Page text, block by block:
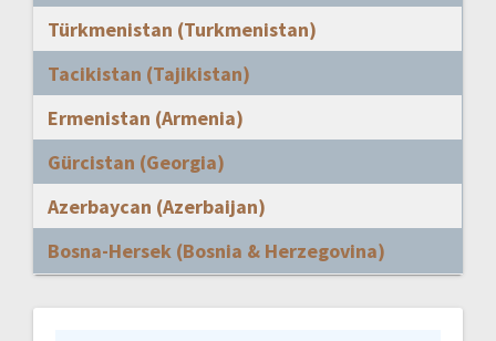
Türkmenistan (Turkmenistan)
Tacikistan (Tajikistan)
Ermenistan (Armenia)
Gürcistan (Georgia)
Azerbaycan (Azerbaijan)
Bosna-Hersek (Bosnia & Herzegovina)